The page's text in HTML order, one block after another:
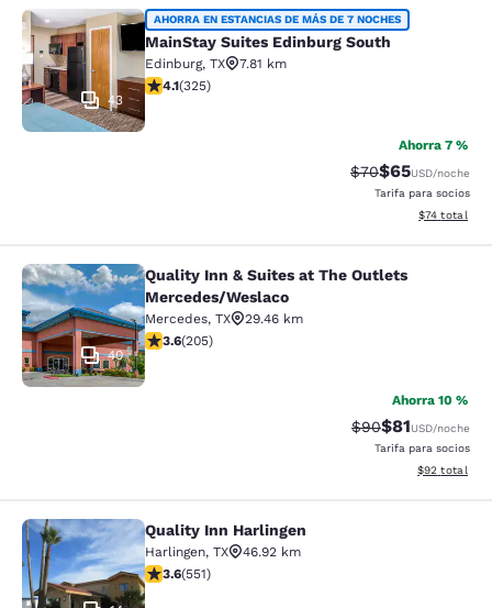
MainStay Suites Edinburg South
43
AHORRA EN ESTANCIAS DE MÁS DE 7 NOCHES
MainStay Suites Edinburg South
Edinburg, TX
7.81 km
calificación de 4.1 estrellas. Muy bueno. 325 reseñas
4.1(325)
Ahorra 7 %
Precio tachado:
$70Precio con
$65USD/noche
Tarifa para socios
Ver detalles
$74 total
Quality Inn & Suites at The Outlets
40
Quality Inn & Suites at The Outlets
Mercedes/Weslaco
Mercedes, TX
29.46 km
calificación de 3.56 estrellas. Bueno. 205 reseñas
3.6(205)
Ahorra 10 %
Precio tachado:
$90Precio con
$81USD/noche
Tarifa para socios
Ver detalles
$92 total
Quality Inn Harlingen
Quality Inn Harlingen
Harlingen, TX
46.92 km
calificación de 3.57 estrellas. Bueno. 551 reseñas
3.6(551)